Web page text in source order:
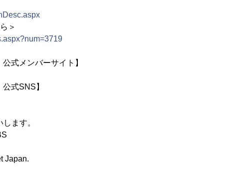
＞
式メンバーサイト】
式SNS】
ます。
Japan.